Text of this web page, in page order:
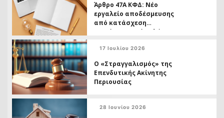
Άρθρο 47Α ΚΦΔ: Νέο
εργαλείο αποδέσμευσης
από κατάσχεση
ακινήτων χωρίς πλήρη
17 Ιουλίου 2026
Ο «Στραγγαλισμός» της
Επενδυτικής Ακίνητης
Περιουσίας
28 Ιουνίου 2026